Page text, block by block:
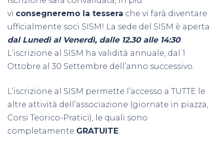
vi consegneremo la tessera che vi farà diventare
ufficialmente soci SISM! La sede del SISM è aperta
dal Lunedì al Venerdì, dalle 12.30 alle 14:30.
L’iscrizione al SISM ha validità annuale, dal 1
Ottobre al 30 Settembre dell’anno successivo.
L’iscrizione al SISM permette l’accesso a TUTTE le
altre attività dell’associazione (giornate in piazza,
Corsi Teorico-Pratici), le quali sono
completamente GRATUITE.